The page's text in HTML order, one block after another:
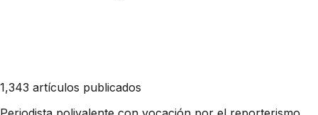
1,343 artículos publicados